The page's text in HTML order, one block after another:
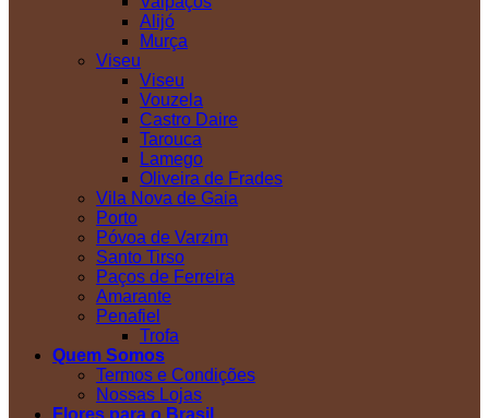
Alijó
Murça
Viseu
Viseu
Vouzela
Castro Daire
Tarouca
Lamego
Oliveira de Frades
Vila Nova de Gaia
Porto
Póvoa de Varzim
Santo Tirso
Paços de Ferreira
Amarante
Penafiel
Trofa
Quem Somos
Termos e Condições
Nossas Lojas
Flores para o Brasil